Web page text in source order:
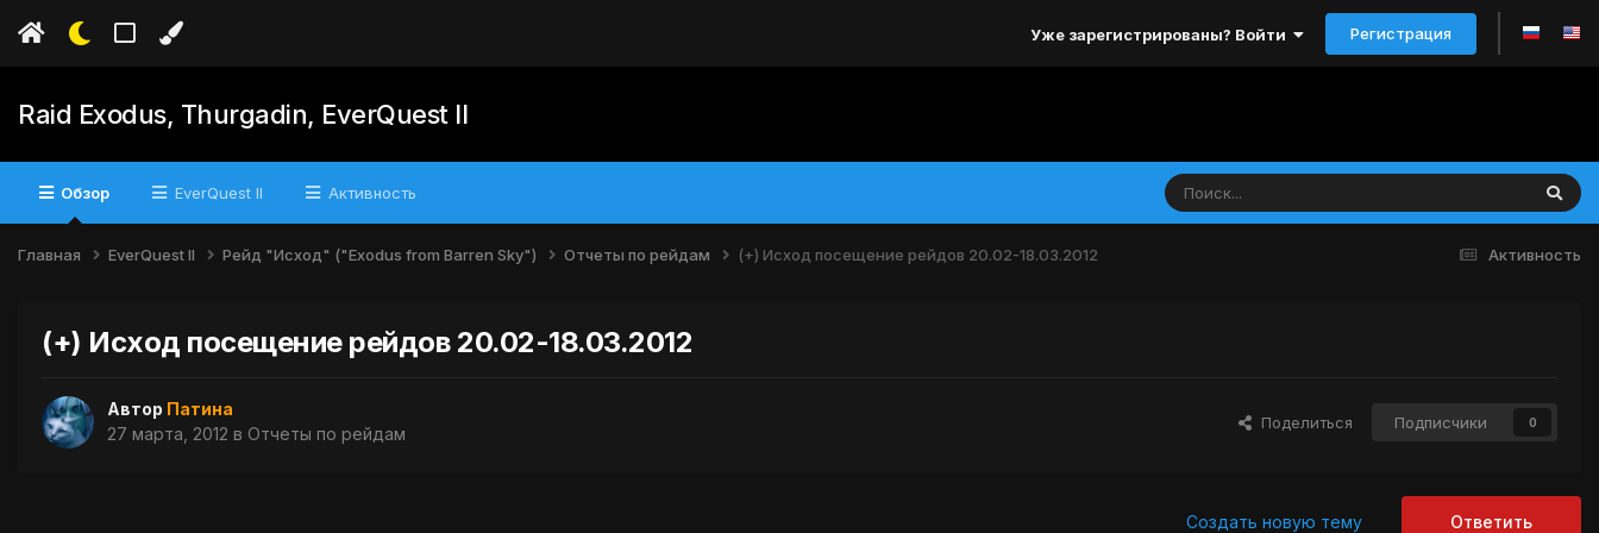
Уже зарегистрированы? Войти Регистрация
Raid Exodus, Thurgadin, EverQuest II
Обзор EverQuest II Активность
Активность
Главная EverQuest II Рейд "Исход" ("Exodus from Barren Sky") Отчеты по рейдам (+) Исход посещение рейдов 20.02-18.03.2012
(+) Исход посещение рейдов 20.02-18.03.2012
Автор Патина
27 марта, 2012 в Отчеты по рейдам
Поделиться Подписчики 0
Ответить
Создать новую тему